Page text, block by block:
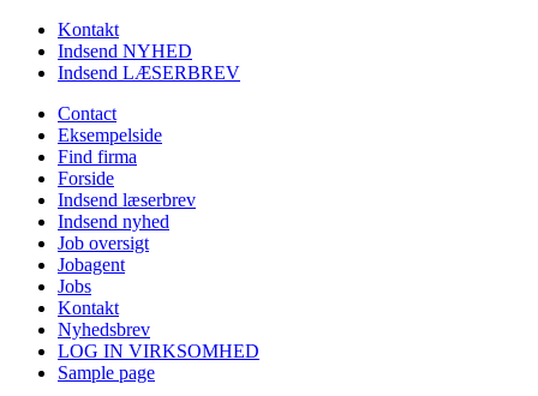
Kontakt
Indsend NYHED
Indsend LÆSERBREV
Contact
Eksempelside
Find firma
Forside
Indsend læserbrev
Indsend nyhed
Job oversigt
Jobagent
Jobs
Kontakt
Nyhedsbrev
LOG IN VIRKSOMHED
Sample page